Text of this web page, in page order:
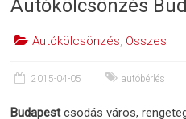
Autókölcsönzés
Autókölcsönzés, Összes
2015-04-05 autóbérlés
Budapestcsodás város,